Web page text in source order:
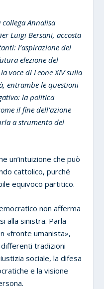
Annalisa
Luigi Bersani, accosta
l’aspirazione del
elezione del
voce di Leone XIV sulla
entrambe le questioni
la politica
il fine dell’azione
a strumento del
un’intuizione che può
cattolico, purché
equivoco partitico.
non afferma
alla sinistra. Parla
«fronte umanista»,
tradizioni
sociale, la difesa
e la visione